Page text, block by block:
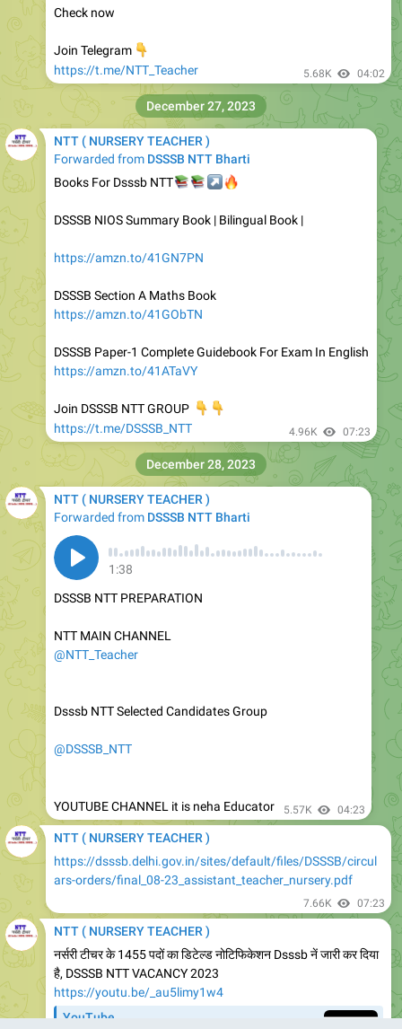
Join Telegram
👇
NTT ( NURSERY TEACHER )
Forwarded fromDSSSB NTT Bharti
Books For Dsssb NTT
📚
📚
↗️
🔥
DSSSB NIOS Summary Book | Bilingual Book |
https://amzn.to/41GN7PN
DSSSB Section A Maths Book
DSSSB Paper-1 Complete Guidebook For Exam In English
Join DSSSB NTT GROUP
👇
👇
December 27, 2023
NTT ( NURSERY TEACHER )
Forwarded fromDSSSB NTT Bharti
DSSSB NTT PREPARATION
NTT MAIN CHANNEL
@DSSSB_NTT
December 28, 2023
NTT ( NURSERY TEACHER )
https://dsssb.delhi.gov.in/sites/default/files/DSSSB/circul
ars-orders/final_08-23_assistant_teacher_nursery.pdf
7.66K 07:23
नर्सरी टीचर के 1455 पदों का डिटेल्ड नोटिफिकेशन Dsssb नें जारी कर दिया
है, DSSSB NTT VACANCY 2023
https://youtu.be/_au5limy1w4
YouTube
नर्सरी टीचर के 1455 पदों का डिटेल्ड नोटिफिकेशन
Dsssb नें जारी कर दिया है, DSSSB NTT VACANCY